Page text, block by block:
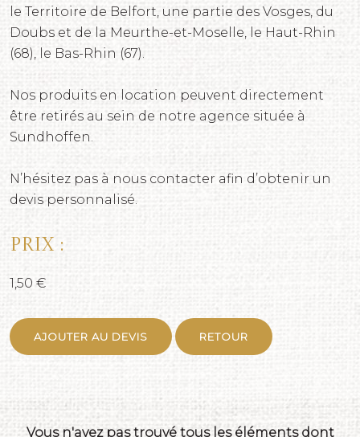
le Territoire de Belfort, une partie des Vosges, du
Doubs et de la Meurthe-et-Moselle, le Haut-Rhin
(68), le Bas-Rhin (67).
Nos produits en location peuvent directement
être retirés au sein de notre agence située à
Sundhoffen.
N’hésitez pas à nous contacter afin d’obtenir un
devis personnalisé.
Prix :
1,50 €
AJOUTER AU DEVIS RETOUR
Vous n'avez pas trouvé tous les éléments dont